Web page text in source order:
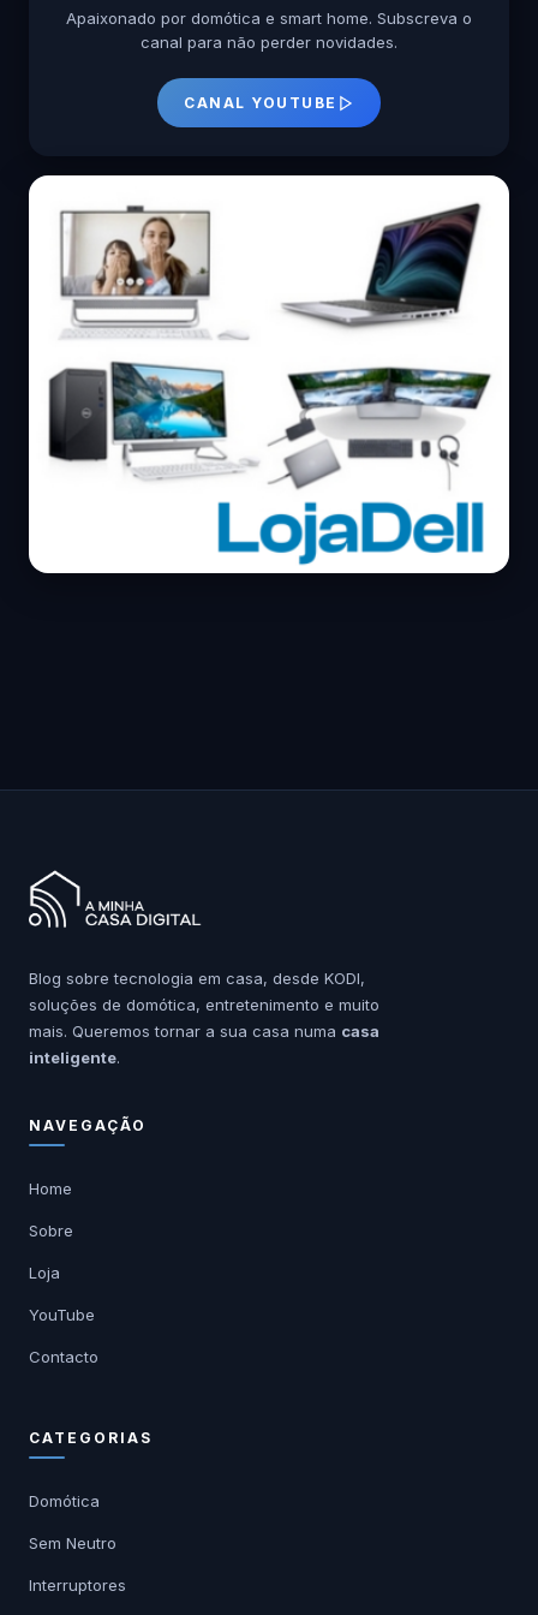
Apaixonado por domótica e smart home. Subscreva o
canal para não perder novidades.
CANAL YOUTUBE
Blog sobre tecnologia em casa, desde KODI,
soluções de domótica, entretenimento e muito
mais. Queremos tornar a sua casa numa casa
inteligente.
NAVEGAÇÃO
Home
Sobre
Loja
YouTube
Contacto
CATEGORIAS
Domótica
Sem Neutro
Interruptores